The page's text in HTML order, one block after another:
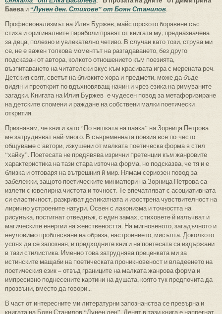
Баеваи“Лунен ден. Стихове” от Боян Станилов.
Професионализмът на Илия Буржев, майсторското боравене със
стиха и оригиналните параболи правят от книгата му, предназначена
за деца, полезно и увлекателно четиво. В случаи като този, струва ми
се, не е важен толкова моментът на разгадаването, без друго
подсказан от автора, колкото отношението към поезията,
възпитаването на читателски вкус към красивата игра с мерената реч.
Детския свят, светът на близките хора и предмети, може да бъде
видян и преоткрит по вдъхновяващ начин и чрез езика на римуваните
загадки. Книгата на Илия Буржев е чудесен повод за метафоризиране
на детските спомени и раждане на собствени малки поетически
открития.
Признавам, че книги като “По нишката на паяка” на Зорница Петрова
ме затрудняват най-много. В съвременната поезия все по-често
общуваме с автори, изкушени от малката поетическа форма в стил
“хайку”. Поетесата не предявява изрични претенции към жанровите
характеристика на тази стара източна форма, но подсказва, че тя и е
близка и отговаря на вътрешния й мир. Нямам сериозен повод за
забележки, защото поетическите миниатюри на Зорница Петрова са
излети с ювелирна чистота и точност. Те впечатляват с асоциативната
си еластичност, разкриват деликатната и изострена чувствителност на
лирично устроените натури. Освен с лаконизма и точността на
рисунъка, постигнат отведнъж, с един замах, стиховете й излъчват и
магическите енергии на женствеността. На мигновеното, загадъчното и
неуловимо проблясване на образа, настроението, мисълта. Доколкото
успях да се запозная, и предходните книги на поетесата са издържани
в тази стилистика. Именно това затруднява преценката ми за
истинските мащаби на поетическата проникновеност и владеенето на
поетическия език – отвъд границите на малката жанрова форма и
импресивно поднесените картини на душата, която тук предпочита да
прозвъни, вместо да говори...
В част от интересните ми литературни запознанства се превърна и
книгата на Боян Станилов “Лунен ден”. Денят в тази книга е напрегнат,